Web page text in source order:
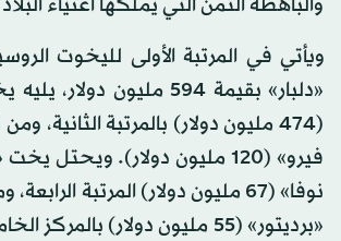
ويأتي في المرتبة الأولى لليخوت
«دلبار» بقيمة 594 مليون
(474 مليون دولار) بالمرتبة
فيرو» (120 مليون دولار).
نوفا» (67 مليون دولار) المرتبة
«برديتور» (55 مليون دولار)